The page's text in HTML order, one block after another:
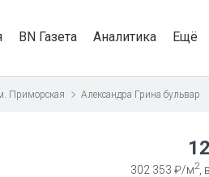
BN Газета Аналитика Ещё
Приморская Александра Грина бульвар
302 353 ₽/м2,